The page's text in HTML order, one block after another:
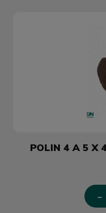
POLIN 4 A 5 X
-